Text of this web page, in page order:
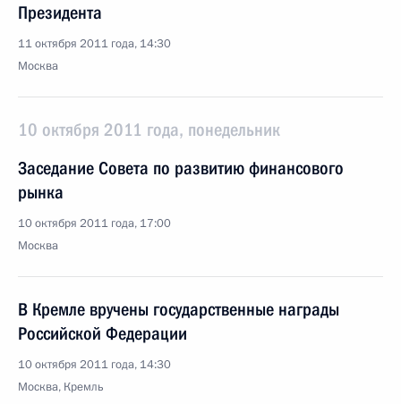
Президента
11 октября 2011 года, 14:30
Москва
10 октября 2011 года, понедельник
Заседание Совета по развитию финансового
рынка
10 октября 2011 года, 17:00
Москва
В Кремле вручены государственные награды
Российской Федерации
10 октября 2011 года, 14:30
Москва, Кремль